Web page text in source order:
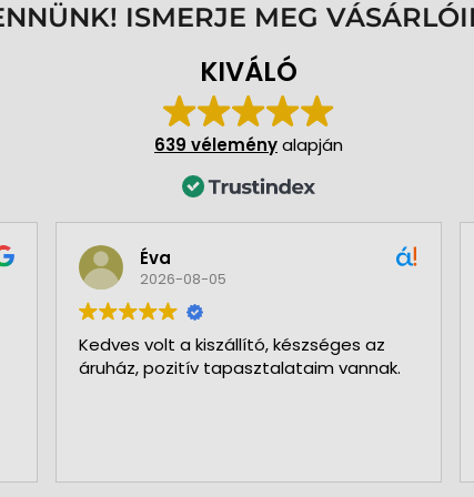
ISMERJE MEG
KIVÁLÓ
639 véleményalapján
Éva
2026-08-05
Kedves volt a kiszállító, készséges az
áruház, pozitív tapasztalataim vannak.